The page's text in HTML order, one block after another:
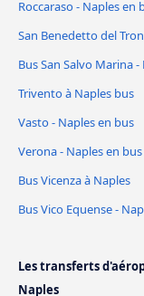
Roccaraso - Naples en
San Benedetto del
Bus San Salvo Marina -
Trivento à Naples bus
Vasto - Naples en bus
Verona - Naples en bus
Bus Vicenza à Naples
Bus Vico Equense -
Les transferts
Naples